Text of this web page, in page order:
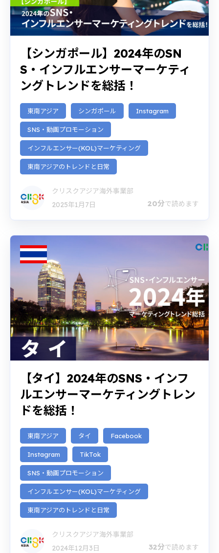
【シンガポール】2024年のSN
S・インフルエンサーマーケティ
ングトレンドを総括！
東南アジア シンガポール Instagram
SNS・動画プロモーション
インフルエンサー(KOL)マーケティング
東南アジアのトレンドと日常
クリスクアジア海外事業部
2025年1月7日
20分で読めます
【タイ】2024年のSNS・インフ
ルエンサーマーケティングトレン
ドを総括！
東南アジア タイ Facebook
Instagram TikTok
SNS・動画プロモーション
インフルエンサー(KOL)マーケティング
東南アジアのトレンドと日常
クリスクアジア海外事業部
2024年12月3日
32分で読めます